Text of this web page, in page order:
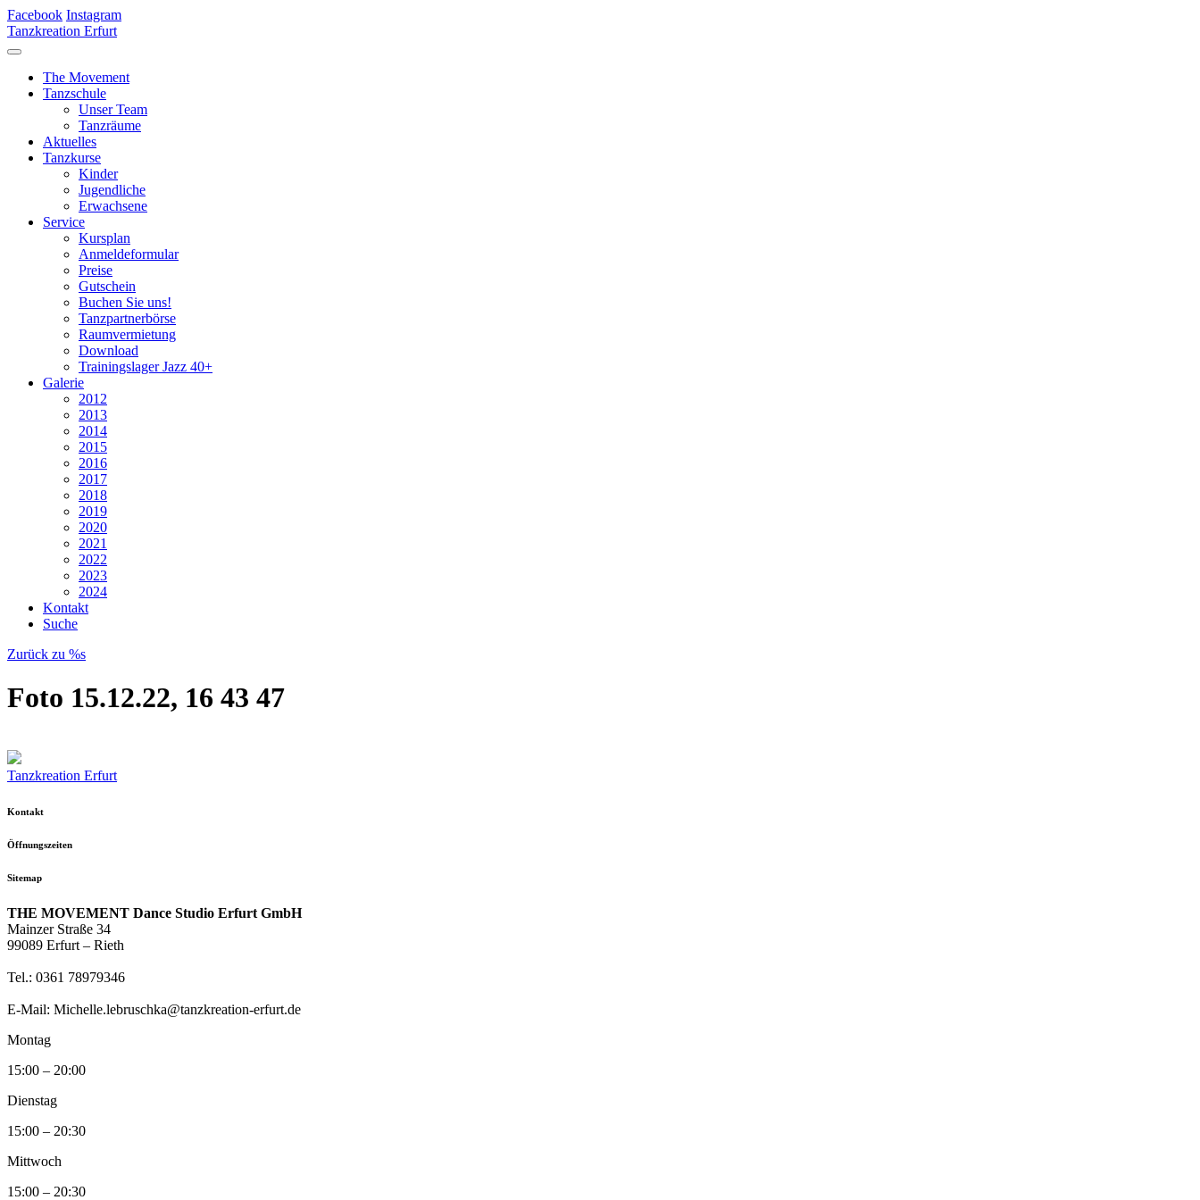
Facebook Instagram
Tanzkreation Erfurt
The Movement
Tanzschule
Unser Team
Tanzräume
Aktuelles
Tanzkurse
Kinder
Jugendliche
Erwachsene
Service
Kursplan
Anmeldeformular
Preise
Gutschein
Buchen Sie uns!
Tanzpartnerbörse
Raumvermietung
Download
Trainingslager Jazz 40+
Galerie
2012
2013
2014
2015
2016
2017
2018
2019
2020
2021
2022
2023
2024
Kontakt
Suche
Zurück zu %s
Foto 15.12.22, 16 43 47
Tanzkreation Erfurt
Kontakt
Öffnungszeiten
Sitemap
THE MOVEMENT Dance Studio Erfurt GmbH
Mainzer Straße 34
99089 Erfurt – Rieth
Tel.: 0361 78979346
E-Mail: Michelle.lebruschka@tanzkreation-erfurt.de
Montag
15:00 – 20:00
Dienstag
15:00 – 20:30
Mittwoch
15:00 – 20:30